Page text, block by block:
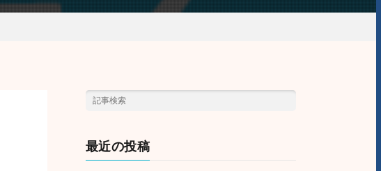
最近の投稿